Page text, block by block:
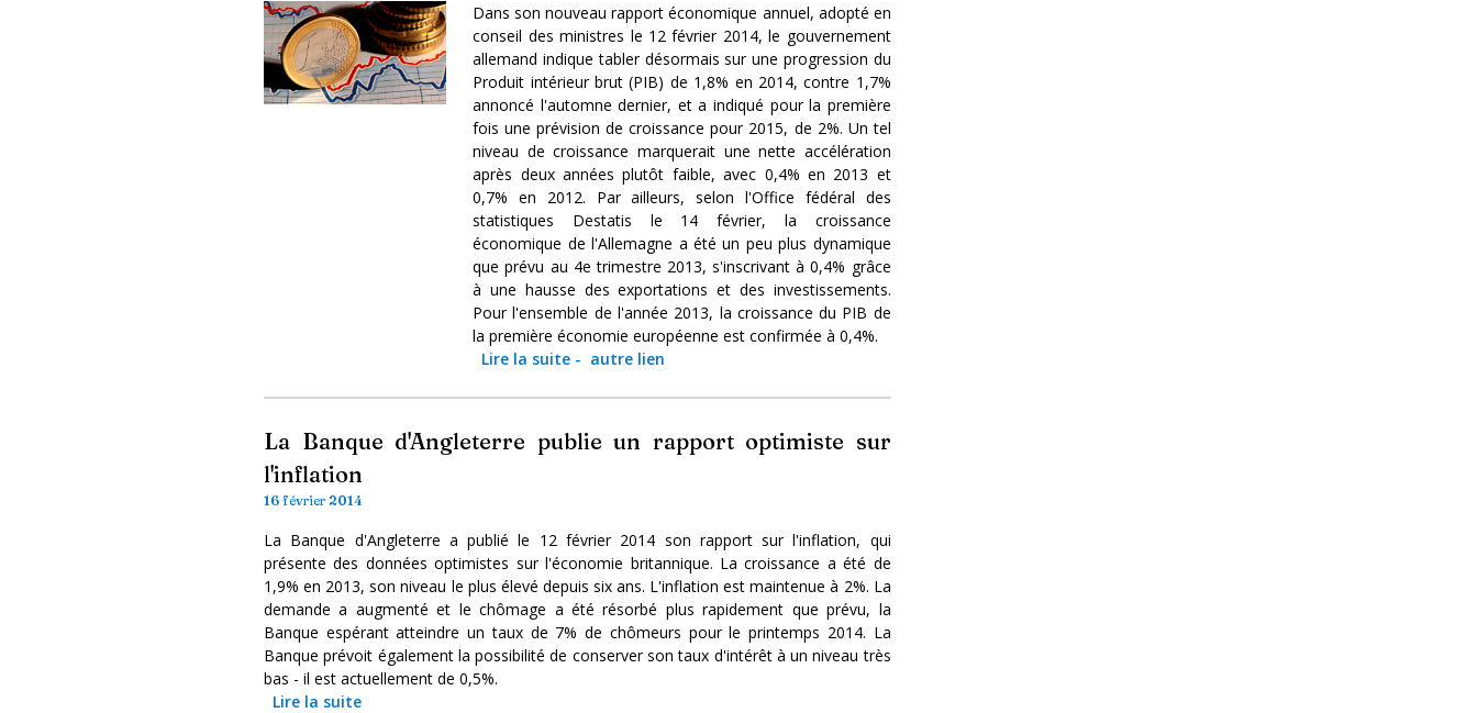
Dans son nouveau rapport économique annuel, adopté en
conseil des ministres le 12 février 2014, le gouvernement
allemand indique tabler désormais sur une progression du
Produit intérieur brut (PIB) de 1,8% en 2014, contre 1,7%
annoncé l'automne dernier, et a indiqué pour la première
fois une prévision de croissance pour 2015, de 2%. Un tel
niveau de croissance marquerait une nette accélération
après deux années plutôt faible, avec 0,4% en 2013 et
0,7% en 2012. Par ailleurs, selon l'Office fédéral des
statistiques Destatis le 14 février, la croissance
économique de l'Allemagne a été un peu plus dynamique
que prévu au 4e trimestre 2013, s'inscrivant à 0,4% grâce
à une hausse des exportations et des investissements.
Pour l'ensemble de l'année 2013, la croissance du PIB de
la première économie européenne est confirmée à 0,4%.
Lire la suite - autre lien
La Banque d'Angleterre publie un rapport optimiste sur
l'inflation
16 février 2014
La Banque d'Angleterre a publié le 12 février 2014 son rapport sur l'inflation, qui
présente des données optimistes sur l'économie britannique. La croissance a été de
1,9% en 2013, son niveau le plus élevé depuis six ans. L'inflation est maintenue à 2%. La
demande a augmenté et le chômage a été résorbé plus rapidement que prévu, la
Banque espérant atteindre un taux de 7% de chômeurs pour le printemps 2014. La
Banque prévoit également la possibilité de conserver son taux d'intérêt à un niveau très
bas - il est actuellement de 0,5%.
Lire la suite